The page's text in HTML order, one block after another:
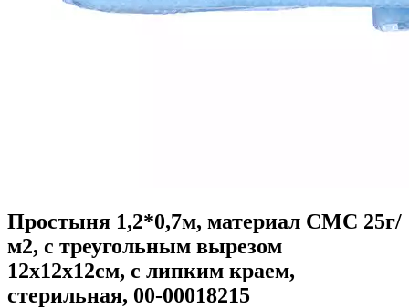
Простыня 1,2*0,7м, материал СМС 25г/
м2, с треугольным вырезом
12х12х12см, с липким краем,
стерильная, 00-00018215